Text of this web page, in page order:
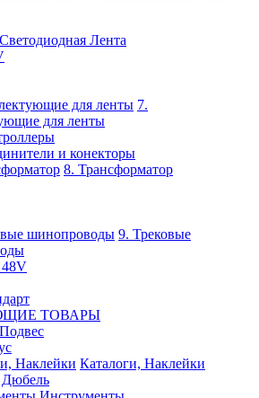
Лента
7.
для ленты
и конекторы
8. Трансформатор
9. Трековые
48V
ТОВАРЫ
Подвес
Каталоги, Наклейки
Дюбель